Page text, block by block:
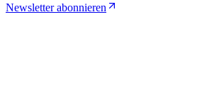
Newsletter abonnieren